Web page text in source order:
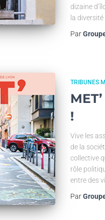
dizaine
la
Par
TRIBUNES
!
Vive les
de la
collective
rôle
entre des
Par